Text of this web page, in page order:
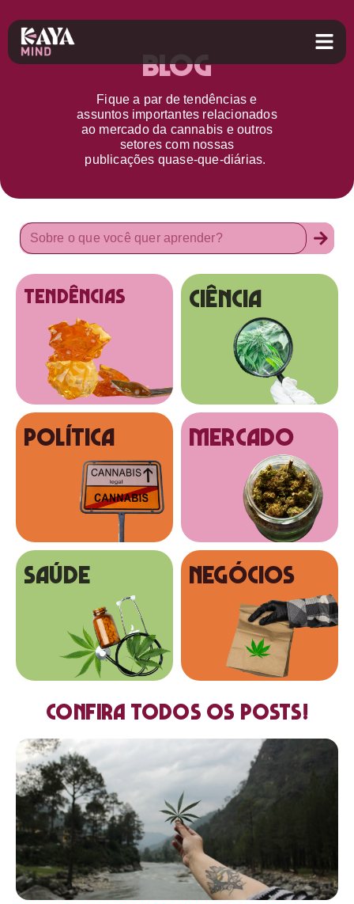
Blog
Fique a par detendências e
assuntos importantes relacionados
ao mercado da cannabis e outros
setorescom nossas
publicações quase-que-diárias.
tendências Ciência
Política MERCADO
SAÚDE NEGÓCIOS
Confira todos os posts!